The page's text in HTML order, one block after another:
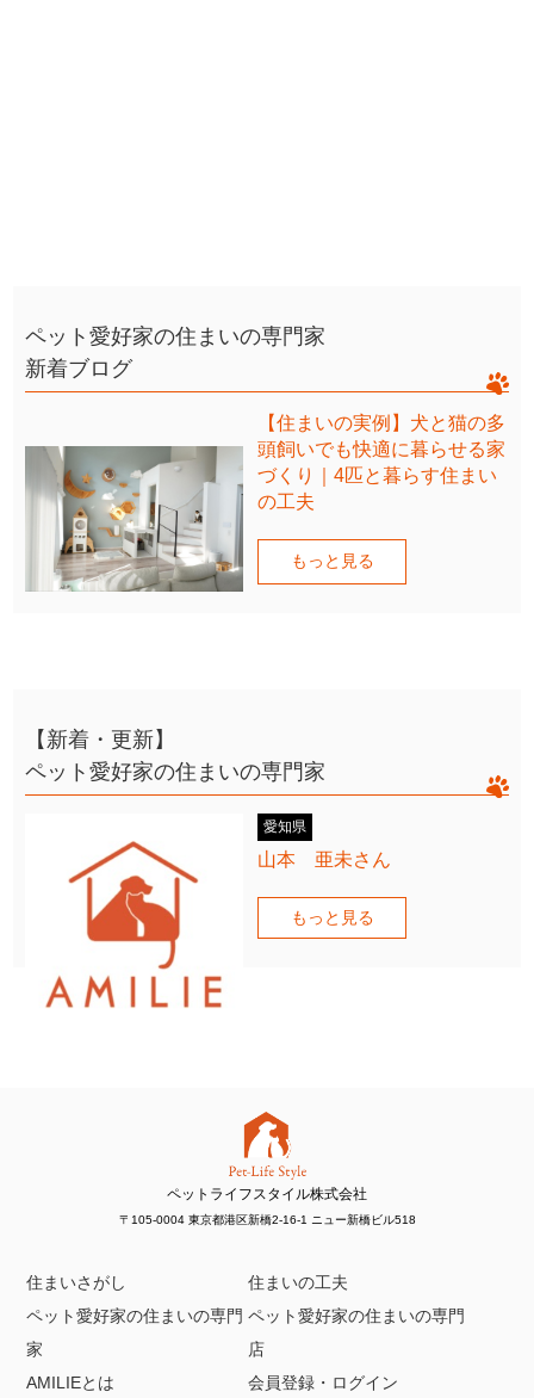
ペット愛好家の住まいの専門家
新着ブログ
【住まいの実例】犬と猫の多
頭飼いでも快適に暮らせる家
づくり｜4匹と暮らす住まい
の工夫
もっと見る
【新着・更新】
ペット愛好家の住まいの専門家
愛知県
山本 亜未さん
もっと見る
ペットライフスタイル株式会社
〒105-0004 東京都港区新橋2-16-1 ニュー新橋ビル518
住まいさがし
住まいの工夫
ペット愛好家の住まいの専門
家
ペット愛好家の住まいの専門
店
AMILIEとは
会員登録・ログイン